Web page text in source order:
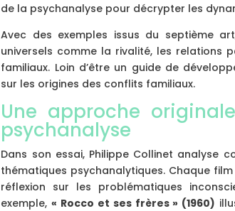
de la psychanalyse pour décrypter les
Avec des exemples issus du septième
universels comme la rivalité, les relations
familiaux. Loin d’être un guide de
sur les origines des conflits familiaux.
Une approche
psychanalyse
Dans son essai, Philippe Collinet analyse
thématiques psychanalytiques. Chaque
réflexion sur les problématiques
exemple,« Rocco et ses frères » (1960)